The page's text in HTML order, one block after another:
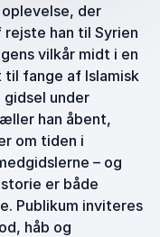
der
han til Syrien
vilkår midt i en
fange af Islamisk
under
han åbent,
om tiden i
– og
er både
Publikum inviteres
håb og